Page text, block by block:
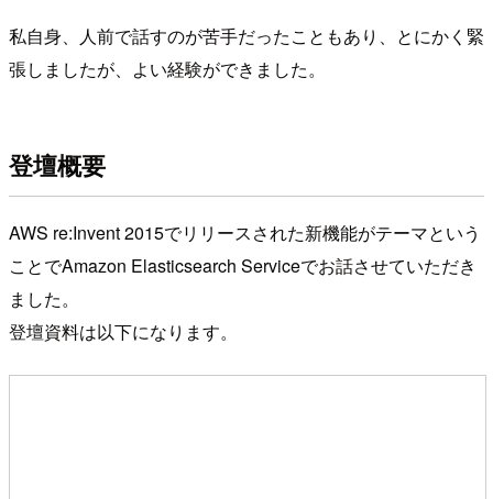
私自身、人前で話すのが苦手だったこともあり、とにかく緊
張しましたが、よい経験ができました。
登壇概要
AWS re:Invent 2015でリリースされた新機能がテーマという
ことでAmazon Elasticsearch Serviceでお話させていただき
ました。
登壇資料は以下になります。